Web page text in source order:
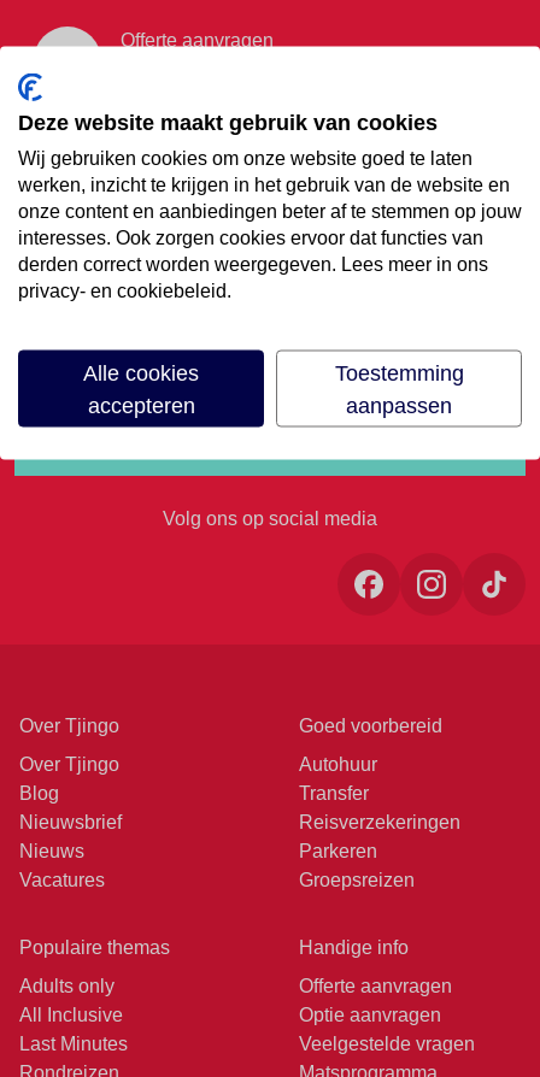
Offerte aanvragen
€35,- korting op je
volgende vakantie
Meld je aan voor onze nieuwsbrief
Volg ons op social media
Over Tjingo
Over Tjingo
Blog
Nieuwsbrief
Nieuws
Vacatures
Goed voorbereid
Autohuur
Transfer
Reisverzekeringen
Parkeren
Groepsreizen
Populaire themas
Adults only
All Inclusive
Last Minutes
Rondreizen
Handige info
Offerte aanvragen
Optie aanvragen
Veelgestelde vragen
Matsprogramma
Deze website maakt gebruik van cookies
Wij gebruiken cookies om onze website goed te laten
werken, inzicht te krijgen in het gebruik van de website en
onze content en aanbiedingen beter af te stemmen op jouw
interesses. Ook zorgen cookies ervoor dat functies van
derden correct worden weergegeven. Lees meer in ons
privacy- en cookiebeleid.
Alle cookies
accepteren
Toestemming
aanpassen